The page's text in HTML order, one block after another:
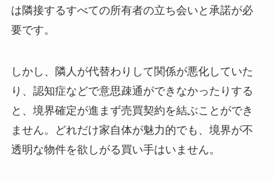
は隣接するすべての所有者の立ち会いと承諾が必
要です。
しかし、隣人が代替わりして関係が悪化していた
り、認知症などで意思疎通ができなかったりする
と、境界確定が進まず売買契約を結ぶことができ
ません。どれだけ家自体が魅力的でも、境界が不
透明な物件を欲しがる買い手はいません。